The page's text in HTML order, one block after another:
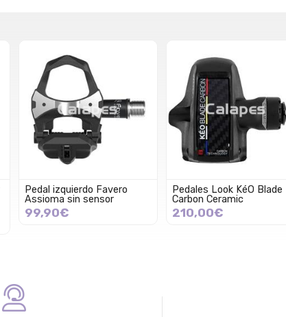
Pedal izquierdo Favero
Assioma sin sensor
99,90€
Pedales Look KéO Blade
Carbon Ceramic
210,00€